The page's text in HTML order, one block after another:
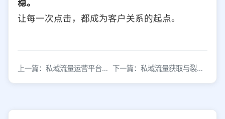
稳。
让每一次点击，都成为客户关系的起点。
上一篇：私域流量运营平台，一键导入微信私域 下一篇：私域流量获取与裂变实战指南